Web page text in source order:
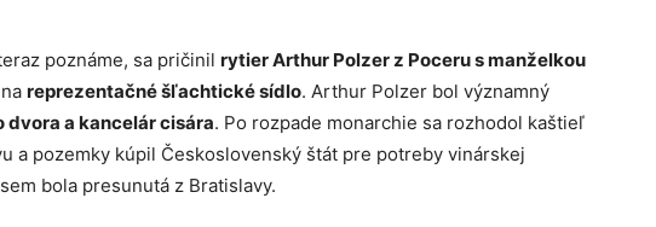
poznáme, sa pričinil rytier Arthur Polzer z Poceru s manželkou
reprezentačné šľachtické sídlo. Arthur Polzer bol významný
dvora a kancelár cisára. Po rozpade monarchie sa rozhodol kaštieľ
a pozemky kúpil Československý štát pre potreby vinárskej
bola presunutá z Bratislavy.